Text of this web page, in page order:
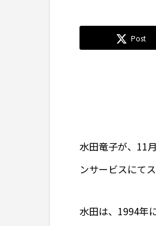
Post
水田竜子が、11
ンサービスにて
水田は、1994年